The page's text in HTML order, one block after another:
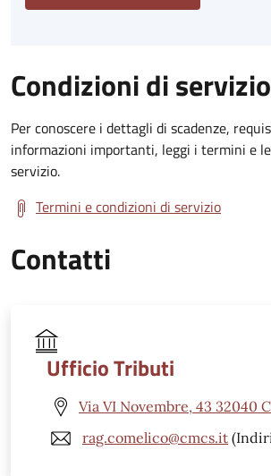
Condizioni di servizio
Per conoscere i dettagli di scadenze,
informazioni importanti, leggi i termini e
servizio.
Termini e condizioni di servizio
Contatti
Ufficio Tributi
Via VI Novembre, 43 32040
rag.comelico@cmcs.it